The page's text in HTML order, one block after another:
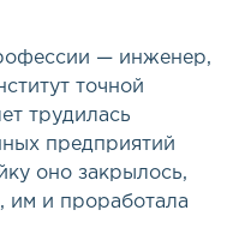
— инженер,
точной
трудилась
предприятий
оно закрылось,
им и проработала